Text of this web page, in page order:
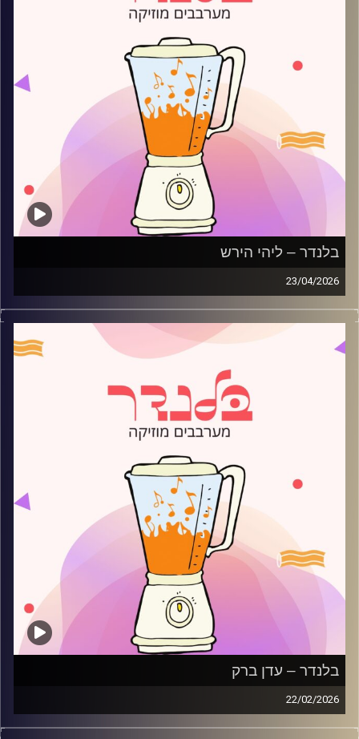
בלנדר – ליהי הירש
23/04/2026
מוזיקה רגועה לפתוח איתה את הבוקר בהגשת ליהי הירש
קרדיט תמונות:
AudioVersity
בלנדר – עדן ברק
22/02/2026
מוזיקה רגועה לפתוח איתה את הבוקר בהגשת עדן ברק